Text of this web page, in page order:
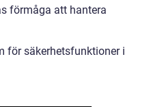
förmåga att hantera
för säkerhetsfunktioner i